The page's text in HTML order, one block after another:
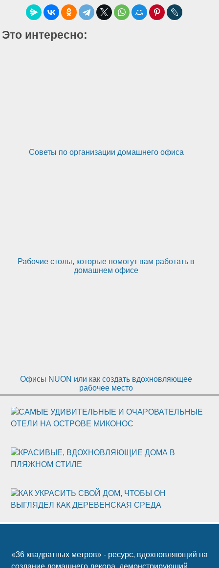
Это интересно:
Советы по организации домашнего офиса
Рабочие столы, которые помогут вам работать в
домашнем офисе
Офисы NUON или как создать вдохновляющее
рабочее место
САМЫЕ УДИВИТЕЛЬНЫЕ И ОЧАРОВАТЕЛЬНЫЕ
ОТЕЛИ НА ОСТРОВЕ МИКОНОС
КРАСИВЫЕ, ВДОХНОВЛЯЮЩИЕ ДОМА В
ПЛЯЖНОМ СТИЛЕ
КАК УКРАСИТЬ СВОЙ ДОМ, ЧТОБЫ ОН
ВЫГЛЯДЕЛ КАК ДЕРЕВЕНСКАЯ СРЕДА
«36 квадратных метров» - ресурс, вдохновляющий на